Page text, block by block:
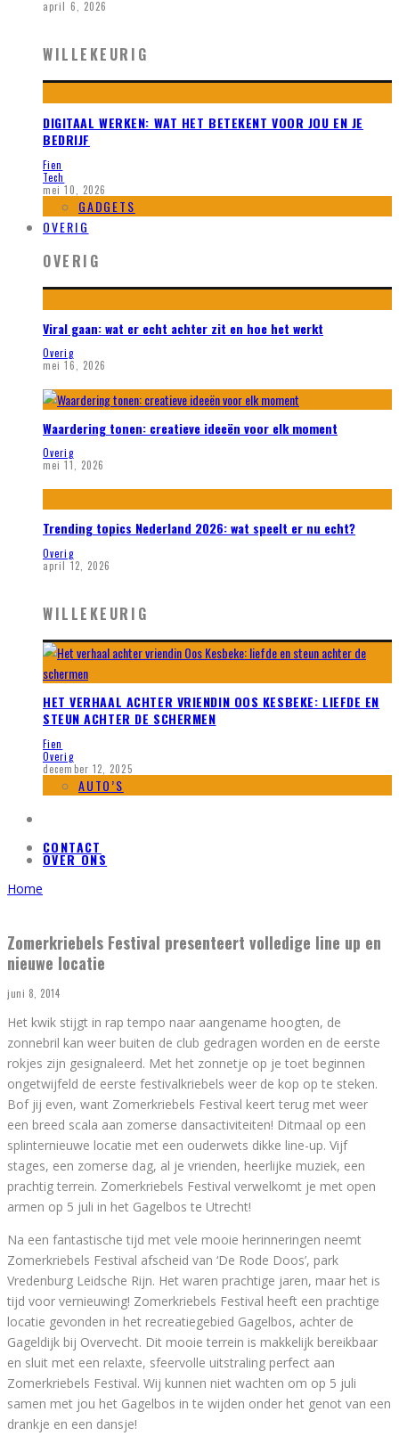
april 6, 2026
WILLEKEURIG
DIGITAAL WERKEN: WAT HET BETEKENT VOOR JOU EN JE
BEDRIJF
Fien
Tech
mei 10, 2026
GADGETS
OVERIG
OVERIG
Viral gaan: wat er echt achter zit en hoe het werkt
Overig
mei 16, 2026
Waardering tonen: creatieve ideeën voor elk moment
Overig
mei 11, 2026
Trending topics Nederland 2026: wat speelt er nu echt?
Overig
april 12, 2026
WILLEKEURIG
HET VERHAAL ACHTER VRIENDIN OOS KESBEKE: LIEFDE EN
STEUN ACHTER DE SCHERMEN
Fien
Overig
december 12, 2025
AUTO’S
CONTACT
OVER ONS
Home
Zomerkriebels Festival presenteert volledige line up en
nieuwe locatie
juni 8, 2014
Het kwik stijgt in rap tempo naar aangename hoogten, de
zonnebril kan weer buiten de club gedragen worden en de eerste
rokjes zijn gesignaleerd. Met het zonnetje op je toet beginnen
ongetwijfeld de eerste festivalkriebels weer de kop op te steken.
Bof jij even, want Zomerkriebels Festival keert terug met weer
een breed scala aan zomerse dansactiviteiten! Ditmaal op een
splinternieuwe locatie met een ouderwets dikke line-up. Vijf
stages, een zomerse dag, al je vrienden, heerlijke muziek, een
prachtig terrein. Zomerkriebels Festival verwelkomt je met open
armen op 5 juli in het Gagelbos te Utrecht!
Na een fantastische tijd met vele mooie herinneringen neemt
Zomerkriebels Festival afscheid van ‘De Rode Doos’, park
Vredenburg Leidsche Rijn. Het waren prachtige jaren, maar het is
tijd voor vernieuwing! Zomerkriebels Festival heeft een prachtige
locatie gevonden in het recreatiegebied Gagelbos, achter de
Gageldijk bij Overvecht. Dit mooie terrein is makkelijk bereikbaar
en sluit met een relaxte, sfeervolle uitstraling perfect aan
Zomerkriebels Festival. Wij kunnen niet wachten om op 5 juli
samen met jou het Gagelbos in te wijden onder het genot van een
drankje en een dansje!